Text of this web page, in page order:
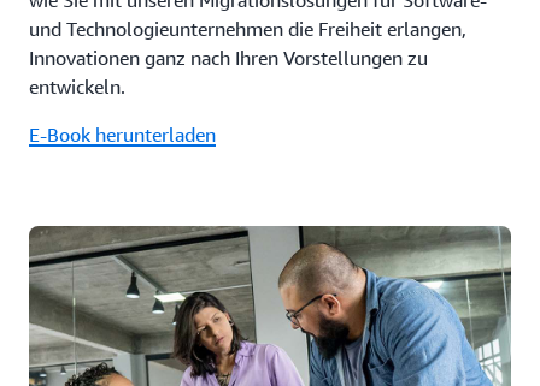
und Technologieunternehmen die Freiheit erlangen,
Innovationen ganz nach Ihren Vorstellungen zu
entwickeln.
E-Book herunterladen